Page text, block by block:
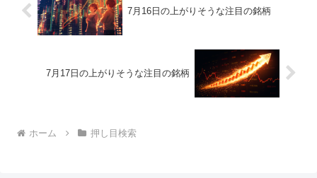
7月16日の上がりそうな注目の銘柄
7月17日の上がりそうな注目の銘柄
ホーム 押し目検索